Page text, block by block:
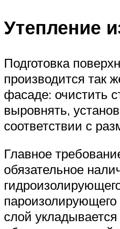
Утепление
Подготовка
производится так
фасаде: очистить
выровнять,
соответствии с
Главное
обязательное
слой